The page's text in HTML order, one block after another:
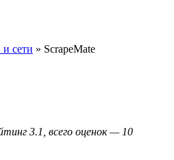
сети » ScrapeMate
3.1, всего оценок — 10